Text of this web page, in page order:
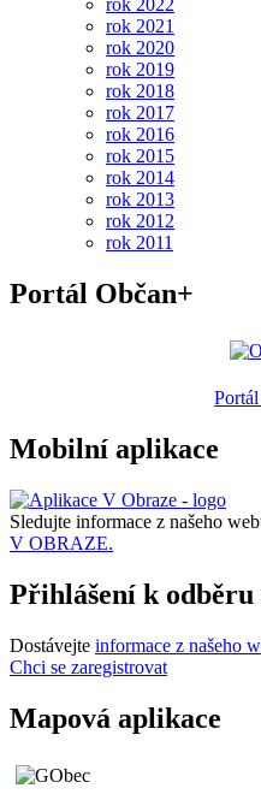
rok 2022
rok 2021
rok 2020
rok 2019
rok 2018
rok 2017
rok 2016
rok 2015
rok 2014
rok 2013
rok 2012
rok 2011
Portál Občan+
Mobilní aplikace
Sledujte informace z našeho
V OBRAZE.
Přihlášení k
Dostávejte informace z našeho
Chci se zaregistrovat
Mapová aplikace